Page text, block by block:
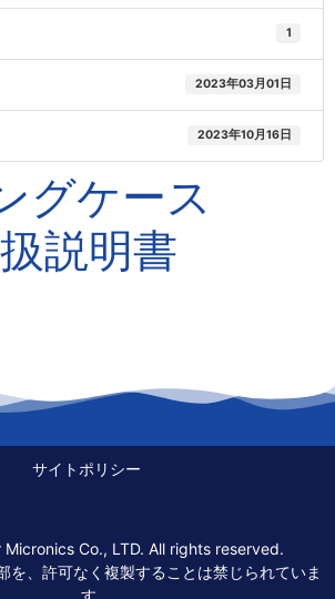
1
2023年03月01日
2023年10月16日
グケース
説明書
サイトポリシー
Co., LTD. All rights reserved.
を、許可なく複製することは禁じられていま